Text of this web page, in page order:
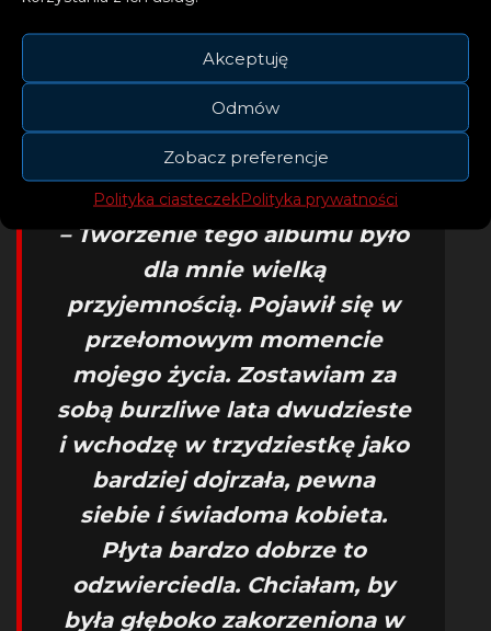
Akceptuję
Odmów
Zobacz preferencje
Polityka ciasteczekPolityka prywatności
którego współtwórcą jest MNEK czy
nawiązujący do połowy pierwszej dekady XXI
w. „Keep Holding On”.
– Tworzenie tego albumu było
dla mnie wielką
przyjemnością. Pojawił się w
przełomowym momencie
mojego życia. Zostawiam za
sobą burzliwe lata dwudzieste
i wchodzę w trzydziestkę jako
bardziej dojrzała, pewna
siebie i świadoma kobieta.
Płyta bardzo dobrze to
odzwierciedla. Chciałam, by
była głęboko zakorzeniona w